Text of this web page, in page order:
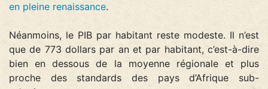
en pleine renaissance.
Néanmoins, le PIB par habitant reste modeste. Il n’est
que de 773 dollars par an et par habitant, c’est-à-dire
bien en dessous de la moyenne régionale et plus
proche des standards des pays d’Afrique sub-